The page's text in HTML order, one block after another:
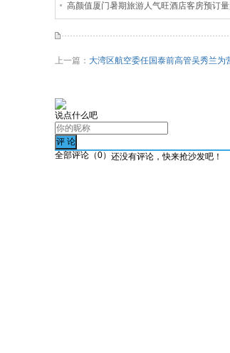
高颜值厦门暑期旅游人气旺酒店客房预订
上一篇： 大湾区航空委任国泰前高管吴秀兰为
说点什么吧
全部评论（0） 还没有评论，快来抢沙发吧！